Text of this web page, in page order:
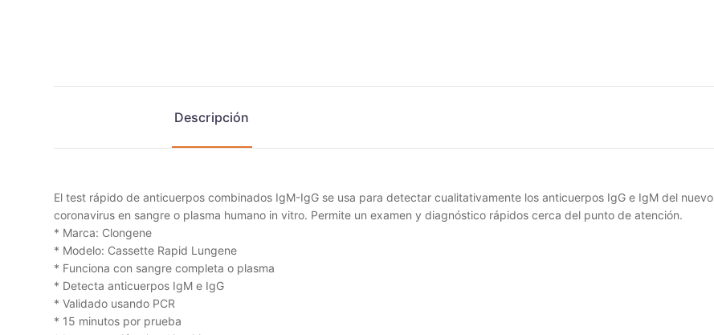
Descripción
El test rápido de anticuerpos combinados IgM-IgG se usa para detectar cualitativamente los anticuerpos IgG e IgM del nuevo
coronavirus en sangre o plasma humano in vitro. Permite un examen y diagnóstico rápidos cerca del punto de atención.
* Marca: Clongene
* Modelo: Cassette Rapid Lungene
* Funciona con sangre completa o plasma
* Detecta anticuerpos IgM e IgG
* Validado usando PCR
* 15 minutos por prueba